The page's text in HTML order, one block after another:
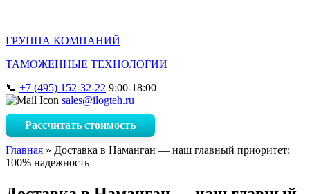
ГРУППА КОМПАНИЙ
ТАМОЖЕННЫЕ ТЕХНОЛОГИИ
+7 (495) 152-32-22 9:00-18:00
sales@ilogteh.ru
Рассчитать стоимость
Главная » Доставка в Наманган — наш главный приоритет:
100% надежность